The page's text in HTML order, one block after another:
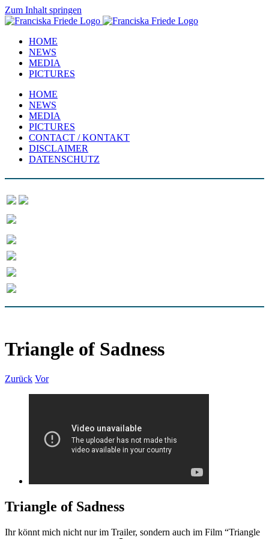
Zum Inhalt springen
HOME
NEWS
MEDIA
PICTURES
HOME
NEWS
MEDIA
PICTURES
CONTACT / KONTAKT
DISCLAIMER
DATENSCHUTZ
Triangle of Sadness
Zurück Vor
Triangle of Sadness
Ihr könnt mich nicht nur im Trailer, sondern auch im Film “Triangle